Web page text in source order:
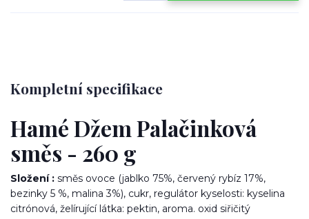
Kompletní specifikace
Hamé Džem Palačinková
směs - 260 g
Složení : směs ovoce (jablko 75%, červený rybíz 17%,
bezinky 5 %, malina 3%), cukr, regulátor kyselosti: kyselina
citrónová, želírující látka: pektin, aroma. oxid siřičitý